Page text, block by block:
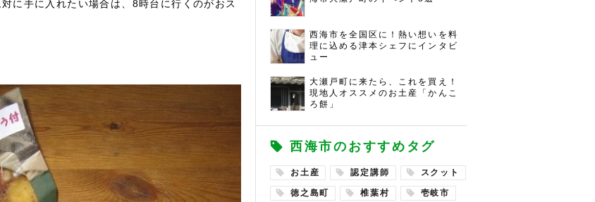
に手に入れたい場合は、8時台に行くのがおス
西海市を全国区に！熱い想いを料
理に込める津本シェフにインタビ
ュー
大瀬戸町に来たら、これを買え！
現地人オススメのお土産「かんこ
ろ餅」
西海市のおすすめタグ
お土産 認定講師 スクット
徳之島町 椎葉村 壱岐市